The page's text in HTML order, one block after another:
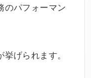
のパフォーマン
げられます。